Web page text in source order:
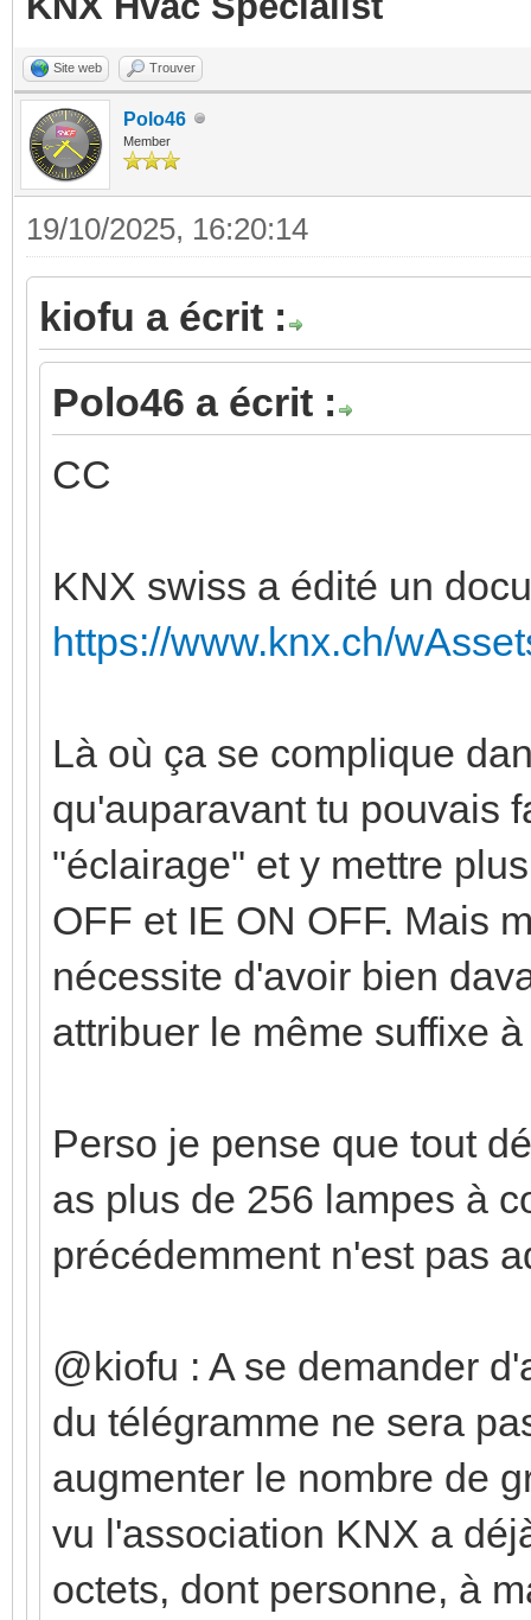
Site web Trouver
Polo46
Member
19/10/2025, 16:20:14
kiofu a écrit :
Polo46 a écrit :
CC
KNX swiss a édité un
https://www.knx.ch/
Là où ça se complique
qu'auparavant tu pouvais
"éclairage" et y mettre
OFF et IE ON OFF. Mais
nécessite d'avoir bien
attribuer le même suffixe
Perso je pense que tout
as plus de 256 lampes à
précédemment n'est pas
@kiofu : A se demander
du télégramme ne sera
augmenter le nombre de
vu l'association KNX a
octets, dont personne, à